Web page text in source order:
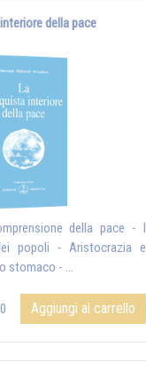
della pace
della pace - I
popoli - Aristocrazia e
stomaco - ...
Aggiungi al carrello